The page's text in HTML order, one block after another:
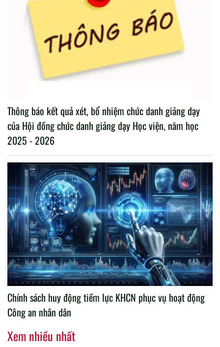
Thông báo kết quả xét, bổ nhiệm chức danh giảng dạy
của Hội đồng chức danh giảng dạy Học viện, năm học
2025 - 2026
Chính sách huy động tiềm lực KHCN phục vụ hoạt động
Công an nhân dân
Xem nhiều nhất